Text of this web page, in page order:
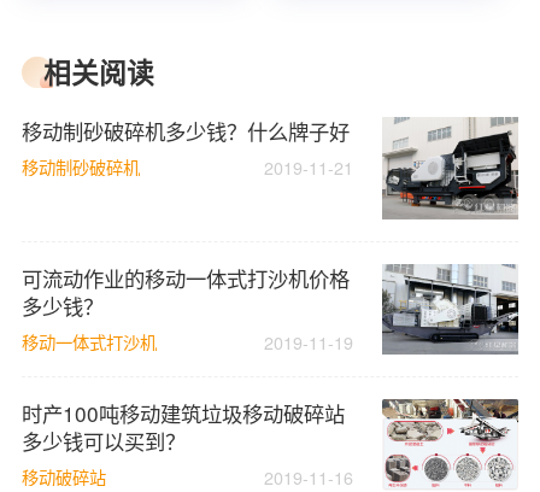
相关阅读
移动制砂破碎机多少钱？什么牌子好
移动制砂破碎机 2019-11-21
可流动作业的移动一体式打沙机价格
多少钱？
移动一体式打沙机 2019-11-19
时产100吨移动建筑垃圾移动破碎站
多少钱可以买到？
移动破碎站 2019-11-16